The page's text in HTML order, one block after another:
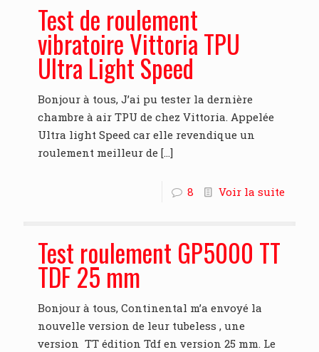
Test de roulement
vibratoire Vittoria TPU
Ultra Light Speed
Bonjour à tous, J’ai pu tester la dernière
chambre à air TPU de chez Vittoria. Appelée
Ultra light Speed car elle revendique un
roulement meilleur de […]
8 Voir la suite
Test roulement GP5000 TT
TDF 25 mm
Bonjour à tous, Continental m’a envoyé la
nouvelle version de leur tubeless , une
version TT édition Tdf en version 25 mm. Le